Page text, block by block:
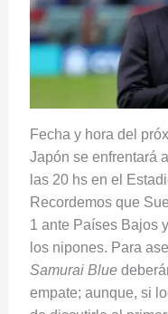
Fecha y hora del
Japón se enfrentará
las 20 hs en el
Recordemos que
1 ante Países Bajos
los nipones. Para
Samurai Blue
empate; aunque, si